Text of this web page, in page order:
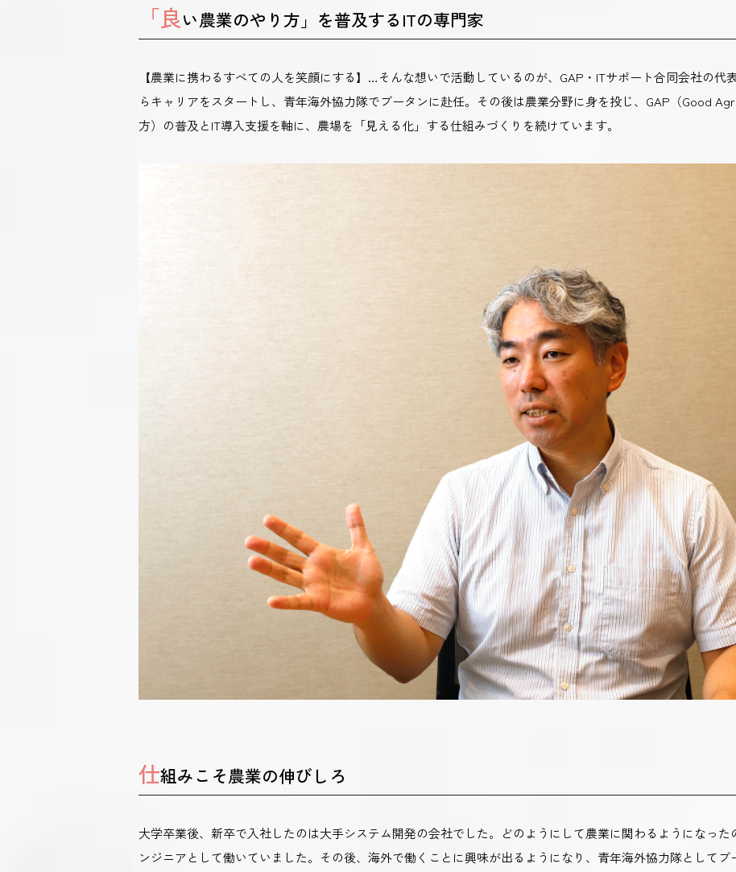
「良い農業のやり方」を普及するITの専門家
【農業に携わるすべての人を笑顔にする】…そんな想いで活動しているのが、GAP・ITサポート合同会社の代
らキャリアをスタートし、青年海外協力隊でブータンに赴任。その後は農業分野に身を投じ、GAP（Good
方）の普及とIT導入支援を軸に、農場を「見える化」する仕組みづくりを続けています。
仕組みこそ農業の伸びしろ
大学卒業後、新卒で入社したのは大手システム開発の会社でした。どのようにして農業に関わるようになっ
ンジニアとして働いていました。その後、海外で働くことに興味が出るようになり、青年海外協力隊として